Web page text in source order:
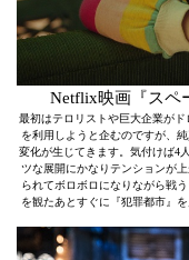
Netflix映画『スペ
最初はテロリストや巨大企業が
を利用しようと企むのですが、
変化が生じてきます。気付けば4
ツな展開にかなりテンションが
られてボロボロになりながら戦
を観たあとすぐに『犯罪都市』